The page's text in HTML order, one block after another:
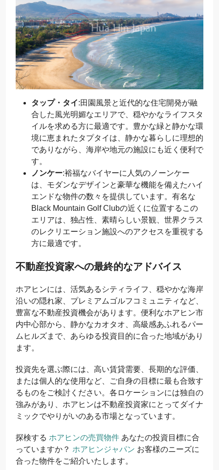
タップ・タイ:田園風景と近代的な住宅開発が融
合した風光明媚なエリアで、穏やかなライフスタ
イルを求める方に最適です。豊かな緑と静かな環
境に恵まれたタプタイは、静かな暮らしに理想的
でありながら、海岸や地元の施設にも近く便利で
す。
ノンケー:裕福なバイヤーに人気のノーンケー
は、モダンなデザインと豪華な機能を備えたハイ
エンドな物件の数々を提供しています。有名な
Black Mountain Golf Clubの近くに位置するこの
エリアは、独占性、素晴らしい景観、世界クラス
のレクリエーション施設へのアクセスを重視する
方に最適です。
不動産投資家への最終的なアドバイス
ホアヒンには、活気あるシティライフ、穏やかな海岸
沿いの隠れ家、プレミアムゴルフコミュニティなど、
豊富な不動産投資機会があります。便利なホアヒン市
内中心部から、静かなカオタオ、高級感あふれるパー
ムヒルズまで、あらゆる投資目的に合った地域があり
ます。
投資先を選ぶ際には、高い賃貸需要、長期的な評価、
または個人的な使用など、ご自身の目標に最も合致す
るものをご検討ください。各ロケーションには独自の
強みがあり、ホアヒンは不動産投資家にとってダイナ
ミックでやりがいのある市場となっています。
探検する ホアヒンの売買物件 あなたの投資目標に合
っていますか？ ホアヒンジャパン お客様のニーズに
合った物件をご紹介いたします。